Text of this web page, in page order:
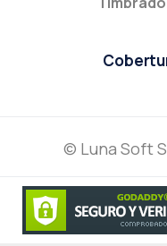
© Luna Soft